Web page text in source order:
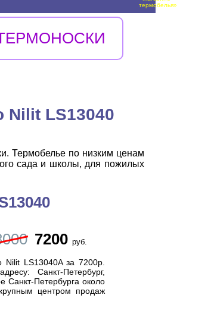
Nilit LS13040
Термобелье по низким ценам
сада и школы, для пожилых
7200 руб.
LS13040A за 7200р.
Санкт-Петербург,
Санкт-Петербурга около
крупным центром продаж